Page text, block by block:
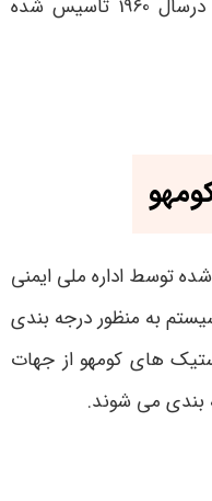
طراحی نموده است. شرکت کومهو درسال 1960 تاسیس شده
توسط اداره ملی ایمنی
به منظور درجه بندی
های کومهو از جهات
بندی می شوند.